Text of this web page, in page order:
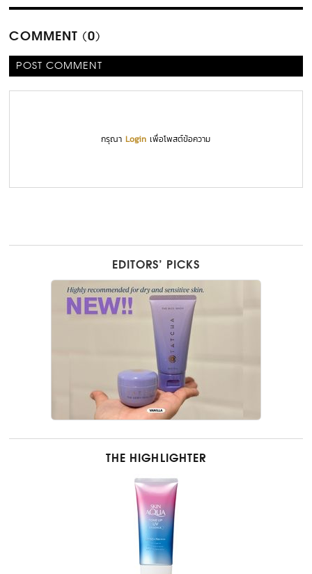
COMMENT (0)
POST COMMENT
กรุณาLogin เพื่อโพสต์ข้อความ
EDITORS’ PICKS
THE HIGHLIGHTER